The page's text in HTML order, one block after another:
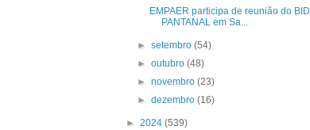
EMPAER participa de reunião do BID
PANTANAL em Sa...
►setembro(54)
►outubro(48)
►novembro(23)
►dezembro(16)
► 2024 (539)